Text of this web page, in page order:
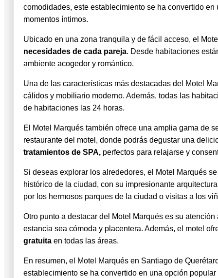
comodidades, este establecimiento se ha convertido
momentos íntimos.
Ubicado en una zona tranquila y de fácil acceso, el
necesidades de cada pareja. Desde habitaciones
ambiente acogedor y romántico.
Una de las características más destacadas del Motel
cálidos y mobiliario moderno. Además, todas las
de habitaciones las 24 horas.
El Motel Marqués también ofrece una amplia gama de
restaurante del motel, donde podrás degustar una
tratamientos de SPA, perfectos para relajarse y
Si deseas explorar los alrededores, el Motel Marqués
histórico de la ciudad, con su impresionante
por los hermosos parques de la ciudad o visitas a los
Otro punto a destacar del Motel Marqués es su
estancia sea cómoda y placentera. Además, el motel
gratuita en todas las áreas.
En resumen, el Motel Marqués en Santiago de
establecimiento se ha convertido en una opción